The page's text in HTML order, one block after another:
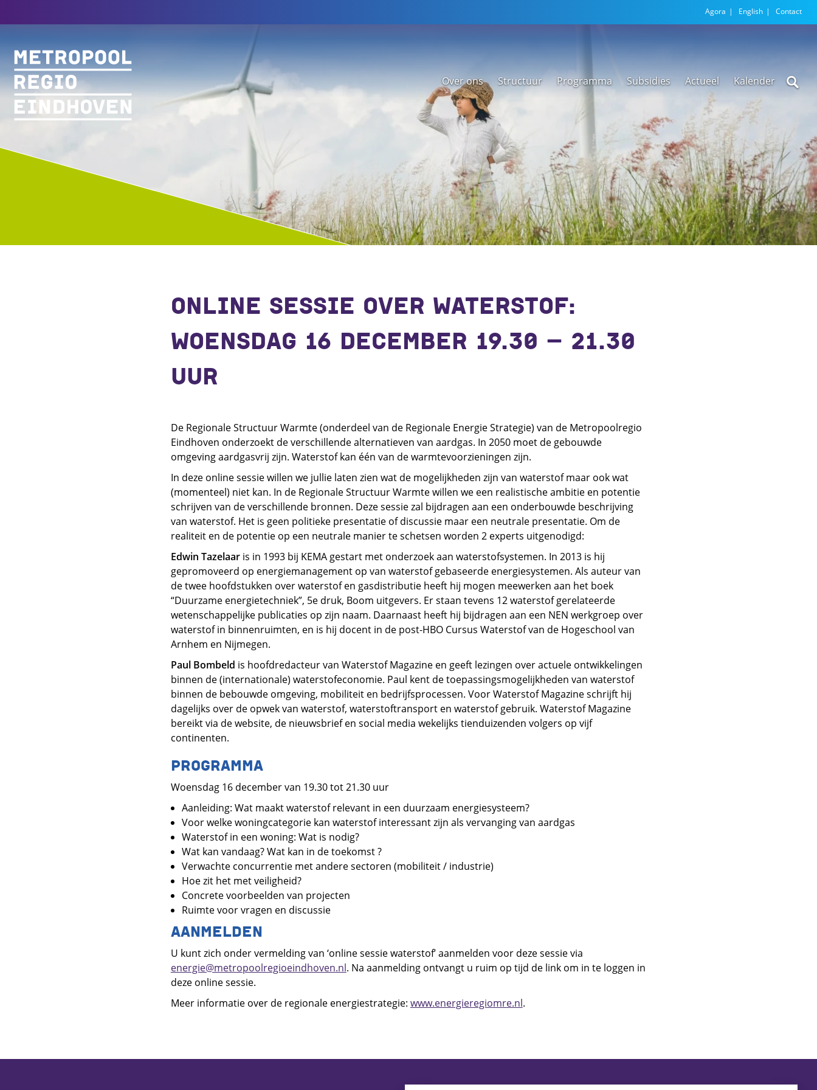
Agora English Contact
Over ons Structuur Programma
Regionale
versnellingstafel
Beethoven Wonen
Subsidies
VEX-regeling
Actueel
Nieuwsarchief
Kalender
ONLINE SESSIE OVER WATERSTOF:
WOENSDAG 16 DECEMBER 19.30 – 21.30
UUR
De Regionale Structuur Warmte (onderdeel van de Regionale Energie Strategie) van de Metropoolregio
Eindhoven onderzoekt de verschillende alternatieven van aardgas. In 2050 moet de gebouwde
omgeving aardgasvrij zijn. Waterstof kan één van de warmtevoorzieningen zijn.
In deze online sessie willen we jullie laten zien wat de mogelijkheden zijn van waterstof maar ook wat
(momenteel) niet kan. In de Regionale Structuur Warmte willen we een realistische ambitie en potentie
schrijven van de verschillende bronnen. Deze sessie zal bijdragen aan een onderbouwde beschrijving
van waterstof. Het is geen politieke presentatie of discussie maar een neutrale presentatie. Om de
realiteit en de potentie op een neutrale manier te schetsen worden 2 experts uitgenodigd:
Edwin Tazelaaris in 1993 bij KEMA gestart met onderzoek aan waterstofsystemen. In 2013 is hij
gepromoveerd op energiemanagement op van waterstof gebaseerde energiesystemen. Als auteur van
de twee hoofdstukken over waterstof en gasdistributie heeft hij mogen meewerken aan het boek
“Duurzame energietechniek”, 5e druk, Boom uitgevers. Er staan tevens 12 waterstof gerelateerde
wetenschappelijke publicaties op zijn naam. Daarnaast heeft hij bijdragen aan een NEN werkgroep over
waterstof in binnenruimten, en is hij docent in de post-HBO Cursus Waterstof van de Hogeschool van
Arnhem en Nijmegen.
Paul Bombeld is hoofdredacteur van Waterstof Magazine en geeft lezingen over actuele ontwikkelingen
binnen de (internationale) waterstofeconomie. Paul kent de toepassingsmogelijkheden van waterstof
binnen de bebouwde omgeving, mobiliteit en bedrijfsprocessen. Voor Waterstof Magazine schrijft hij
dagelijks over de opwek van waterstof, waterstoftransport en waterstof gebruik. Waterstof Magazine
bereikt via de website, de nieuwsbrief en social media wekelijks tienduizenden volgers op vijf
continenten.
PROGRAMMA
Woensdag 16 december van 19.30 tot 21.30 uur
Aanleiding: Wat maakt waterstof relevant in een duurzaam energiesysteem?
Voor welke woningcategorie kan waterstof interessant zijn als vervanging van aardgas
Waterstof in een woning: Wat is nodig?
Wat kan vandaag? Wat kan in de toekomst ?
Verwachte concurrentie met andere sectoren (mobiliteit / industrie)
Hoe zit het met veiligheid?
Concrete voorbeelden van projecten
Ruimte voor vragen en discussie
AANMELDEN
U kunt zich onder vermelding van ‘online sessie waterstof’ aanmelden voor deze sessie via
energie@metropoolregioeindhoven.nl. Na aanmelding ontvangt u ruim op tijd de link om in te loggen in
deze online sessie.
Meer informatie over de regionale energiestrategie: www.energieregiomre.nl.